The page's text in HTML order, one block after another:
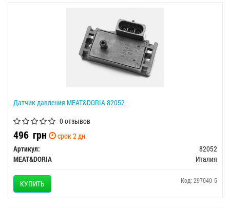
Датчик давления MEAT&DORIA 82052
0 отзывов
496 грн
срок 2 дн.
Артикул:
82052
MEAT&DORIA
Италия
КУПИТЬ Код: 297040-5